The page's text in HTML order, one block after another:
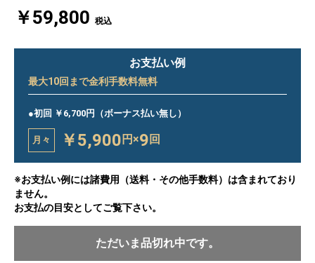
￥59,800 税込
お支払い例
最大10回まで金利手数料無料
●初回 ￥6,700円（ボーナス払い無し）
月々 ￥5,900 円×9 回
※お支払い例には諸費用（送料・その他手数料）は含まれており
ません。
お支払の目安としてご覧下さい。
ただいま品切れ中です。